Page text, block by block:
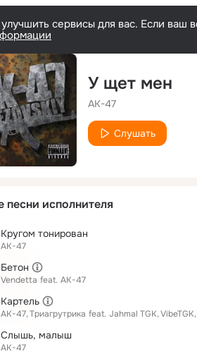
сервисы для вас. Если ваш
У щет мен
АК-47
Слушать
песни исполнителя
Кругом тонирован
АК-47
Бетон
Vendetta feat. АК-47
Картель
АК-47 Триагрутрика feat. Jahmal TGK VibeTGK
Слышь, малыш
АК-47